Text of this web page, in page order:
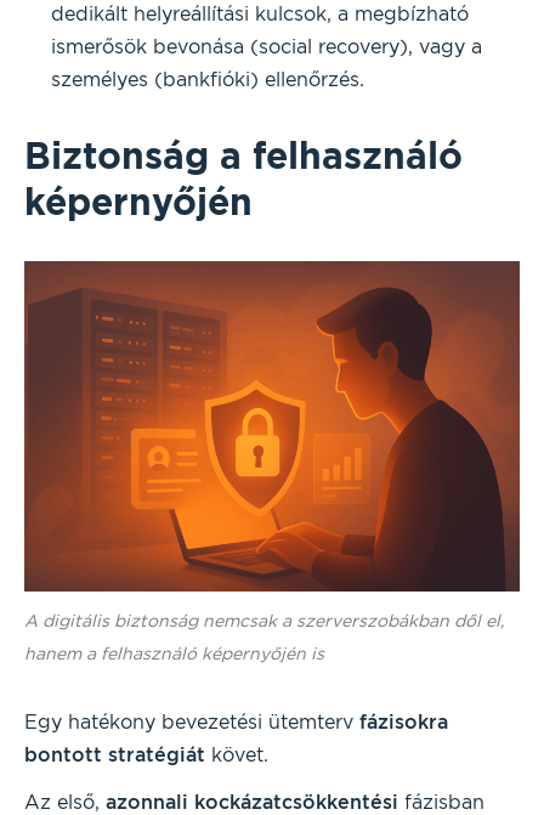
dedikált helyreállítási kulcsok, a megbízható
ismerősök bevonása (social recovery), vagy a
személyes (bankfióki) ellenőrzés.
Biztonság a felhasználó
képernyőjén
A digitális biztonság nemcsak a szerverszobákban dől el,
hanem a felhasználó képernyőjén is
Egy hatékony bevezetési ütemterv fázisokra
bontott stratégiát követ.
Az első, azonnali kockázatcsökkentési fázisban